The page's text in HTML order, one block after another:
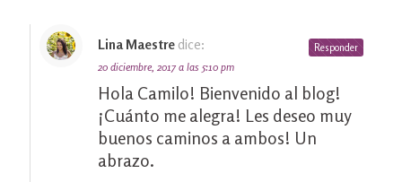
Lina Maestre dice:
20 diciembre, 2017 a las 5:10 pm
Hola Camilo! Bienvenido al blog!
¡Cuánto me alegra! Les deseo muy
buenos caminos a ambos! Un
abrazo.
Responder